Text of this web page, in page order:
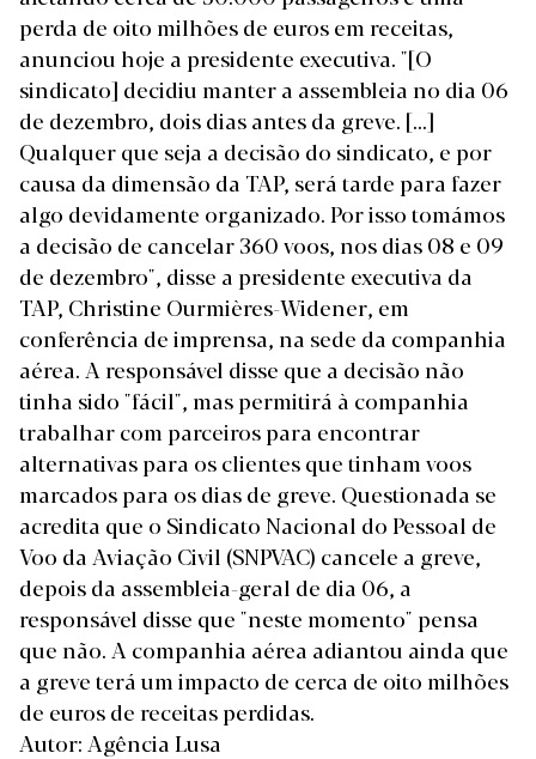
perda de oito milhões de euros em receitas,
anunciou hoje a presidente executiva. "[O
sindicato] decidiu manter a assembleia no dia 06
de dezembro, dois dias antes da greve. [...]
Qualquer que seja a decisão do sindicato, e por
causa da dimensão da TAP, será tarde para fazer
algo devidamente organizado. Por isso tomámos
a decisão de cancelar 360 voos, nos dias 08 e 09
de dezembro", disse a presidente executiva da
TAP, Christine Ourmières-Widener, em
conferência de imprensa, na sede da companhia
aérea. A responsável disse que a decisão não
tinha sido "fácil", mas permitirá à companhia
trabalhar com parceiros para encontrar
alternativas para os clientes que tinham voos
marcados para os dias de greve. Questionada se
acredita que o Sindicato Nacional do Pessoal de
Voo da Aviação Civil (SNPVAC) cancele a greve,
depois da assembleia-geral de dia 06, a
responsável disse que "neste momento" pensa
que não. A companhia aérea adiantou ainda que
a greve terá um impacto de cerca de oito milhões
de euros de receitas perdidas.
Autor: Agência Lusa